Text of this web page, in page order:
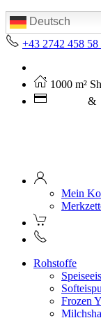
Deutsch
+43 2742 458 58
1000 m²
&
Mein
Rohstoffe
Frozen